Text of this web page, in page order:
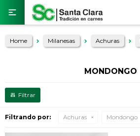

Home Milanesas Achuras
MONDONGO
Filtrando por: Achuras Mondongo